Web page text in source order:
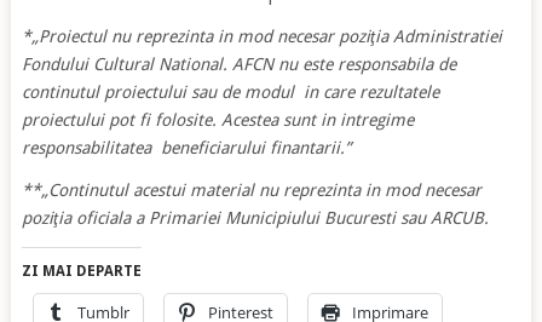
*„Proiectul nu reprezinta in mod necesar poziţia Administratiei
Fondului Cultural National. AFCN nu este responsabila de
continutul proiectului sau de modul in care rezultatele
proiectului pot fi folosite. Acestea sunt in intregime
responsabilitatea beneficiarului finantarii.”
**„Continutul acestui material nu reprezinta in mod necesar
poziţia oficiala a Primariei Municipiului Bucuresti sau ARCUB.
ZI MAI DEPARTE
Tumblr Pinterest Imprimare